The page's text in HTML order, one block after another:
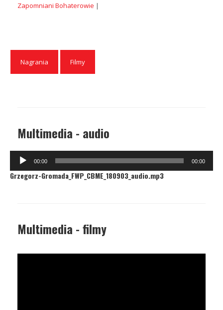
Zapomniani Bohaterowie |
Nagrania Filmy
Multimedia - audio
Odtwarzacz
plików
dźwiękowych
00:00 00:00
Grzegorz-Gromada_FWP_CBME_180903_audio.mp3
Multimedia - filmy